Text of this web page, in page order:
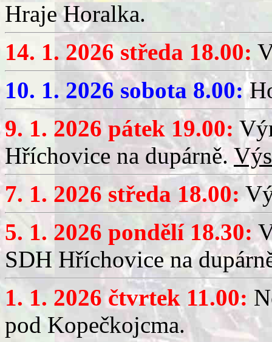
Hraje Horalka.
14. 1. 2026 středa 18.00:
10. 1. 2026 sobota 8.00:
9. 1. 2026 pátek 19.00:
Hříchovice na dupárně.
7. 1. 2026 středa 18.00:
5. 1. 2026 pondělí 18.30:
SDH Hříchovice na
1. 1. 2026 čtvrtek 11.00:
pod Kopečkojcma.